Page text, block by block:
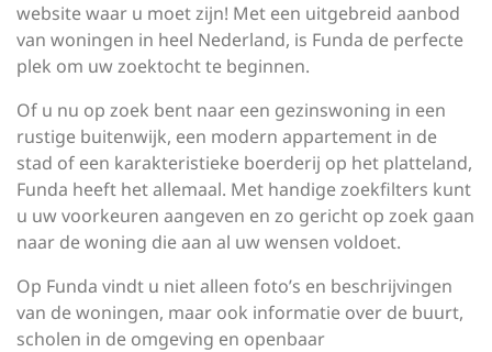
website waar u moet zijn! Met een uitgebreid aanbod
van woningen in heel Nederland, is Funda de perfecte
plek om uw zoektocht te beginnen.
Of u nu op zoek bent naar een gezinswoning in een
rustige buitenwijk, een modern appartement in de
stad of een karakteristieke boerderij op het platteland,
Funda heeft het allemaal. Met handige zoekfilters kunt
u uw voorkeuren aangeven en zo gericht op zoek gaan
naar de woning die aan al uw wensen voldoet.
Op Funda vindt u niet alleen foto’s en beschrijvingen
van de woningen, maar ook informatie over de buurt,
scholen in de omgeving en openbaar